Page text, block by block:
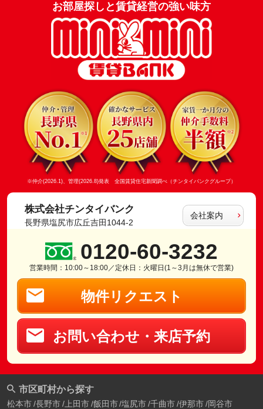
お部屋探しと賃貸経営の強い味方
※仲介(2026.1)、管理(2026.8)発表 全国賃貸住宅新聞調べ（チンタイバンクグループ）
株式会社チンタイバンク
長野県塩尻市広丘吉田1044-2
会社案内
0120-60-3232
営業時間：10:00～18:00／定休日：火曜日(1～3月は無休で営業)
物件リクエスト
お問い合わせ・来店予約
市区町村から探す
松本市 長野市 上田市 飯田市 塩尻市 千曲市 伊那市 岡谷市